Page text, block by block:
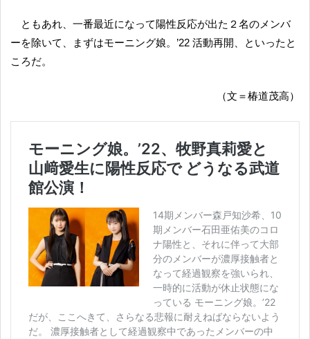
ともあれ、一番最近になって陽性反応が出た２名のメンバ
ーを除いて、まずはモーニング娘。’22 活動再開、といったと
ころだ。
（文＝椿道茂高）